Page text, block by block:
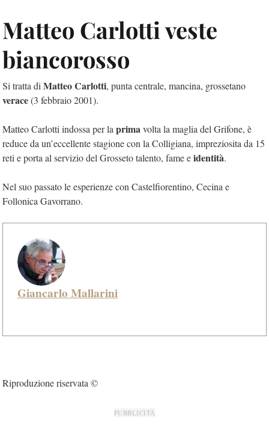
Matteo Carlotti veste
biancorosso
Si tratta di Matteo Carlotti, punta centrale, mancina, grossetano
verace(3 febbraio 2001).
Matteo Carlotti indossa per la primavolta la maglia del Grifone, è
reduce da un’eccellente stagione con la Colligiana, impreziosita da 15
reti e porta al servizio del Grosseto talento, fame eidentità.
Nel suo passato le esperienze con Castelfiorentino, Cecina e
Follonica Gavorrano.
Giancarlo Mallarini
Riproduzione riservata ©
PUBBLICITÀ